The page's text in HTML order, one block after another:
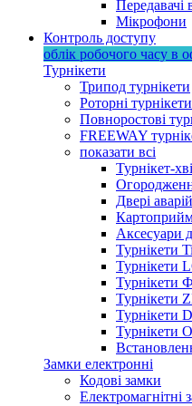
Передавачі
Мікрофони
Контроль доступу
облік робочого часу в
Турнікети
Трипод турнікети
Роторні турнікети
Повноростові
FREEWAY
показати всі
Турнікет-
Двері
Аксесуари
Турнікети
Турнікети
Турнікети
Турнікети
Турнікети
Замки електронні
Кодові замки
Електромагнітні